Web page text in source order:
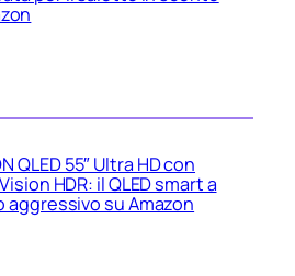
QLED 55″ Ultra HD con
HDR: il QLED smart a
aggressivo su Amazon